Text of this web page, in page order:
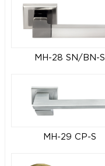
MH-28 SN/BN-S
MH-29 CP-S